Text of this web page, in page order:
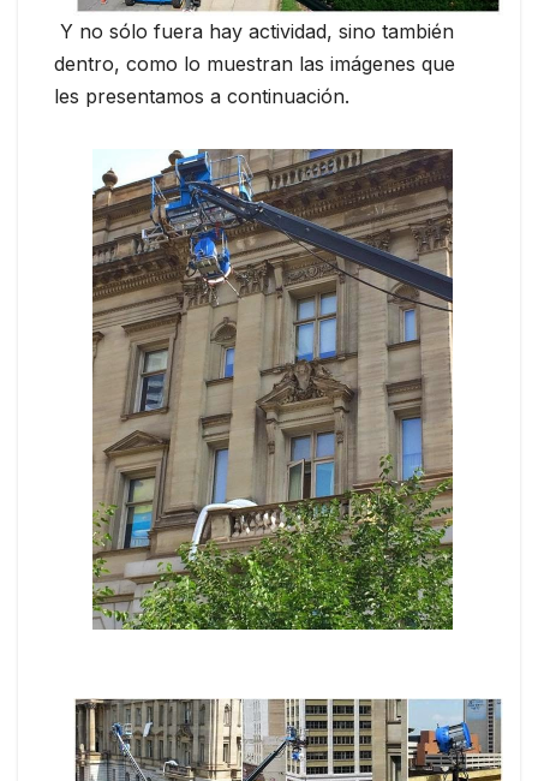
Y no sólo fuera hay actividad, sino también
dentro, como lo muestran las imágenes que
les presentamos a continuación.